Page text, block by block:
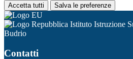
Accetta tutti Salva le preferenze
Istituto Istruzione
Budrio
Contatti